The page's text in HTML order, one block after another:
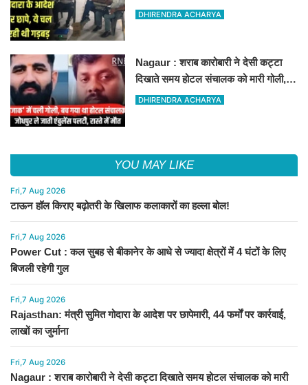
जुर्माना
DHIRENDRA ACHARYA
Nagaur : शराब कारोबारी ने देसी कट्टा
दिखाते समय होटल संचालक को मारी गोली,
जोधपुर रेफर करते समय एंबुलेंस पलटी, मौत
DHIRENDRA ACHARYA
YOU MAY LIKE
Fri,7 Aug 2026
टाऊन हॉल किराए बढ़ोतरी के खिलाफ कलाकारों का हल्ला बोल!
Fri,7 Aug 2026
Power Cut : कल सुबह से बीकानेर के आधे से ज्यादा क्षेत्रों में 4 घंटों के लिए
बिजली रहेगी गुल
Fri,7 Aug 2026
Rajasthan: मंत्री सुमित गोदारा के आदेश पर छापेमारी, 44 फर्मों पर कार्रवाई,
लाखों का जुर्माना
Fri,7 Aug 2026
Nagaur : शराब कारोबारी ने देसी कट्टा दिखाते समय होटल संचालक को मारी